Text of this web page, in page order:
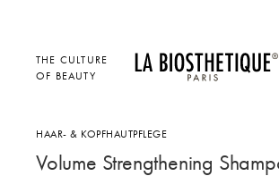
THE CULTURE
OF BEAUTY
HAAR- & KOPFHAUTPFLEGE
Volume Strengthening